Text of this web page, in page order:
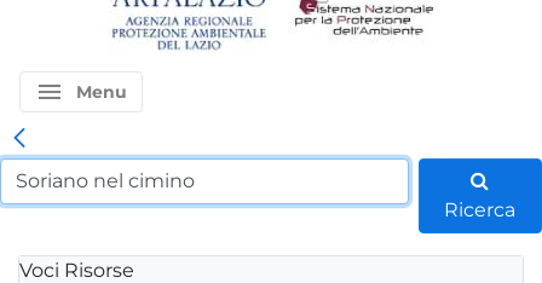
menu Menu
Ricerca
Voci Risorse